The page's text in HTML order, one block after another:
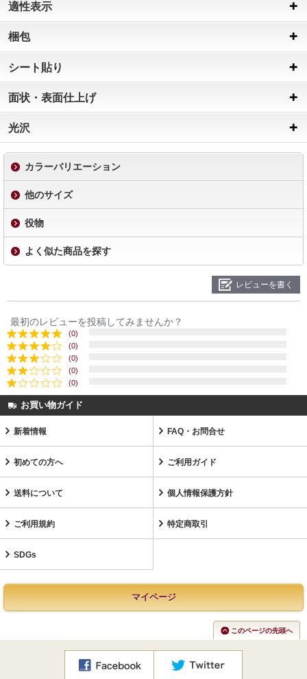
適性表示
梱包
シート貼り
面状・表面仕上げ
光沢
カラーバリエーション
他のサイズ
役物
よく似た商品を探す
レビューを書く
最初のレビューを投稿してみませんか？
(0)
(0)
(0)
(0)
(0)
お買い物ガイド
新着情報 FAQ・お問合せ
初めての方へ ご利用ガイド
送料について 個人情報保護方針
ご利用規約 特定商取引
SDGs
マイページ
このページの先頭へ